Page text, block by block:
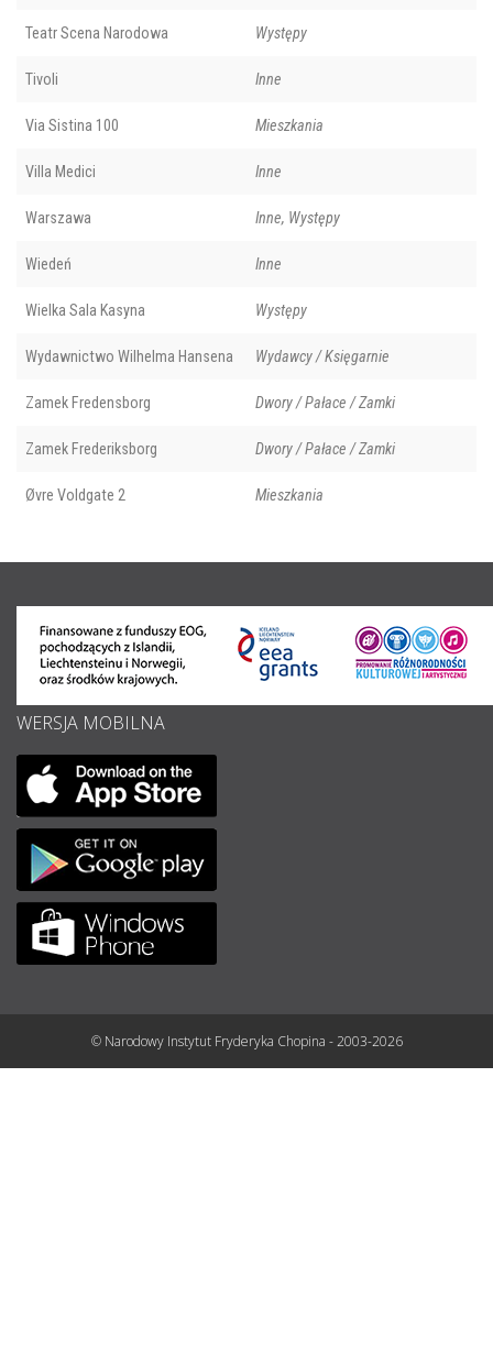
Teatr Scena Narodowa Występy
Tivoli Inne
Via Sistina 100 Mieszkania
Villa Medici Inne
Warszawa Inne, Występy
Wiedeń Inne
Wielka Sala Kasyna Występy
Wydawnictwo Wilhelma Hansena Wydawcy / Księgarnie
Zamek Fredensborg Dwory / Pałace / Zamki
Zamek Frederiksborg Dwory / Pałace / Zamki
Øvre Voldgate 2 Mieszkania
WERSJA MOBILNA
© Narodowy Instytut Fryderyka Chopina - 2003-2026